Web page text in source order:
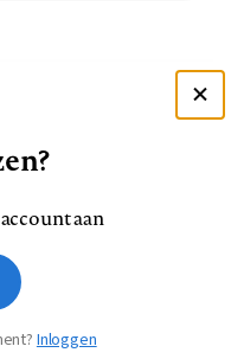
verdienen
antwoorden
aan
Inloggen